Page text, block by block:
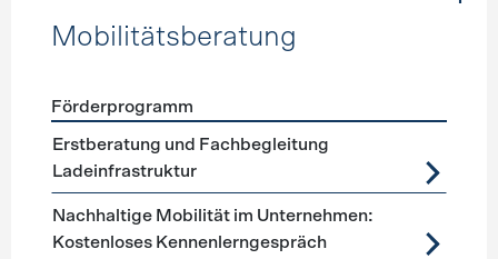
Mobilitätsberatung
Förderprogramme Mobilitätsberatung
Förderprogramm
Erstberatung und Fachbegleitung
Ladeinfrastruktur
Nachhaltige Mobilität im Unternehmen:
Kostenloses Kennenlerngespräch